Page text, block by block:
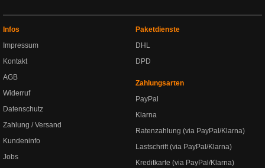
Infos
Impressum
Kontakt
AGB
Widerruf
Datenschutz
Zahlung / Versand
Kundeninfo
Jobs
Paketdienste
DHL
DPD
Zahlungsarten
PayPal
Klarna
Ratenzahlung (via PayPal/Klarna)
Lastschrift (via PayPal/Klarna)
Kreditkarte (via PayPal/Klarna)